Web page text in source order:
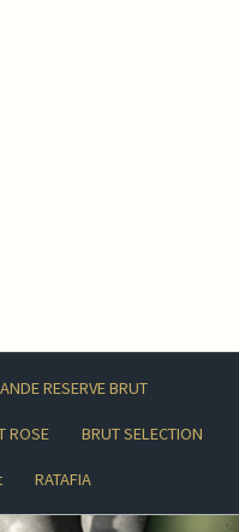
RESERVE BRUT
ROSE BRUT SELECTION
RATAFIA